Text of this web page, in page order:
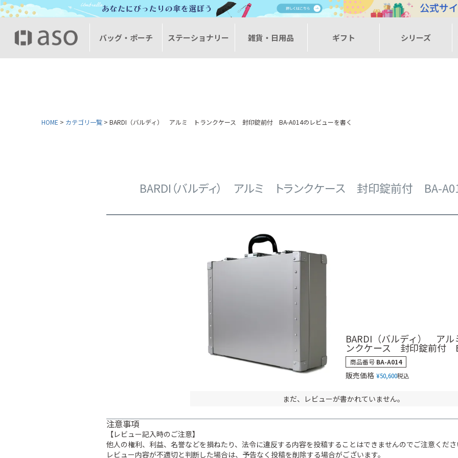
バッグ・ポーチ ステーショナリー 雑貨・日用品 ギフト シリーズ
HOME カテゴリ一覧 BARDI（バルディ） アルミ トランクケース 封印錠前付 BA-A014のレビューを書く
BARDI（バルディ） アルミ トランクケース 封印錠前付 BA-
BARDI（バルディ） ア
ンクケース 封印錠前付
商品番号 BA-A014
販売価格 ¥50,600税込
まだ、レビューが書かれていません。
注意事項
【レビュー記入時のご注意】
他人の権利、利益、名誉などを損ねたり、法令に違反する内容を投稿することはできませんのでご注意くださ
レビュー内容が不適切と判断した場合は、予告なく投稿を削除する場合がございます。